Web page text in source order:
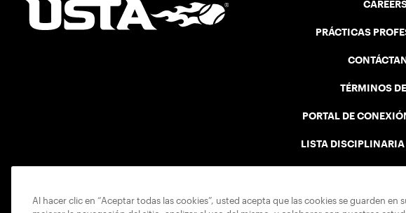
PRÁCTICAS
TÉRMINOS
PORTAL DE
LISTA DISCIPLINARIA
Al hacer clic en “Aceptar todas las cookies”, usted acepta que las cookies se guarden en